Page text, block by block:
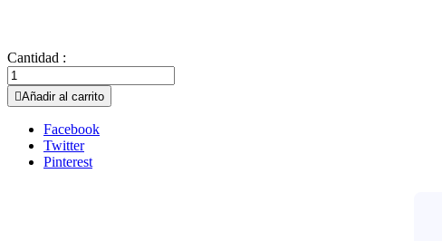
Cantidad :
Añadir al carrito
Facebook
Twitter
Pinterest